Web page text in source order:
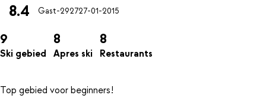
8.4 Gast-292727-01-2015
9
Ski gebied
8
Apres ski
8
Restaurants